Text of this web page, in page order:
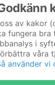
av kakor
fungera bra
i
våra
använder vi